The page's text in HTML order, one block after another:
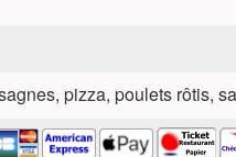
pizza, poulets rôtis,